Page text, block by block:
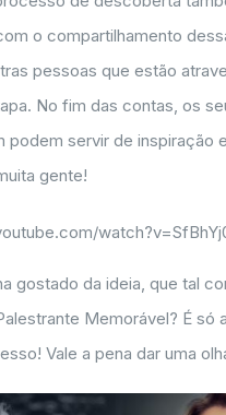
o compartilhamento
pessoas que estão
No fim das contas, os
podem servir de inspiração e
gente!
gostado da ideia, que tal
Memorável? É só
Vale a pena dar uma